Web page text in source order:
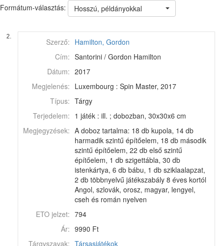
Formátum-választás: Hosszú, példányokkal
2.
Szerző: Hamilton, Gordon
Cím: Santorini / Gordon Hamilton
Dátum: 2017
Megjelenés: Luxembourg : Spin Master, 2017
Típus: Tárgy
Terjedelem: 1 játék : ill. ; dobozban, 30x30x6 cm
Megjegyzések: A doboz tartalma: 18 db kupola, 14 db
harmadik szintű építőelem, 18 db második
szintű építőelem, 22 db első szintű
építőelem, 1 db szigettábla, 30 db
istenkártya, 6 db bábu, 1 db sziklaalapzat,
2 db többnyelvű játékszabály 8 éves kortól
Angol, szlovák, orosz, magyar, lengyel,
cseh és román nyelven
ETO jelzet: 794
Ár: 9990 Ft
Tárgyszavak: Társasjátékok